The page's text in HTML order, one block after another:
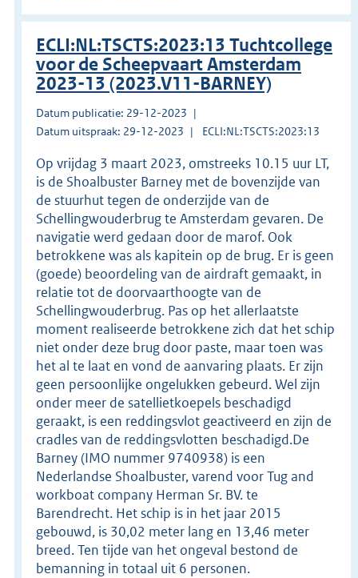
ECLI:NL:TSCTS:2023:13 Tuchtcollege
voor de Scheepvaart Amsterdam
2023-13 (2023.V11-BARNEY)
Datum publicatie: 29-12-2023
Datum uitspraak: 29-12-2023
ECLI:NL:TSCTS:2023:13
Op vrijdag 3 maart 2023, omstreeks 10.15 uur LT,
is de Shoalbuster Barney met de bovenzijde van
de stuurhut tegen de onderzijde van de
Schellingwouderbrug te Amsterdam gevaren. De
navigatie werd gedaan door de marof. Ook
betrokkene was als kapitein op de brug. Er is geen
(goede) beoordeling van de airdraft gemaakt, in
relatie tot de doorvaarthoogte van de
Schellingwouderbrug. Pas op het allerlaatste
moment realiseerde betrokkene zich dat het schip
niet onder deze brug door paste, maar toen was
het al te laat en vond de aanvaring plaats. Er zijn
geen persoonlijke ongelukken gebeurd. Wel zijn
onder meer de satellietkoepels beschadigd
geraakt, is een reddingsvlot geactiveerd en zijn de
cradles van de reddingsvlotten beschadigd.De
Barney (IMO nummer 9740938) is een
Nederlandse Shoalbuster, varend voor Tug and
workboat company Herman Sr. BV. te
Barendrecht. Het schip is in het jaar 2015
gebouwd, is 30,02 meter lang en 13,46 meter
breed. Ten tijde van het ongeval bestond de
bemanning in totaal uit 6 personen.